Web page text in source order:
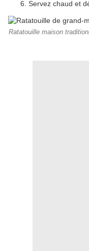
Servez chaud et
Ratatouille maison